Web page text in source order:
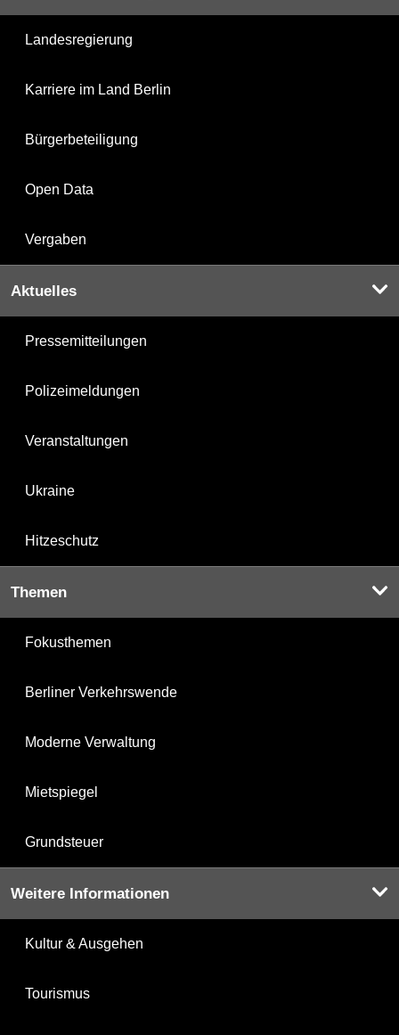
Landesregierung
Karriere im Land Berlin
Bürgerbeteiligung
Open Data
Vergaben
Aktuelles
Pressemitteilungen
Polizeimeldungen
Veranstaltungen
Ukraine
Hitzeschutz
Themen
Fokusthemen
Berliner Verkehrswende
Moderne Verwaltung
Mietspiegel
Grundsteuer
Weitere Informationen
Kultur & Ausgehen
Tourismus